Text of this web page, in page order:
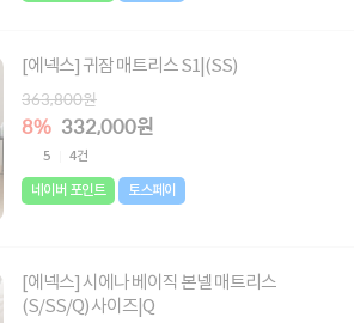
[에넥스] 귀잠 매트리스 S1|(SS)
363,800원
8% 332,000원
5 4건
네이버 포인트 토스페이
[에넥스] 시에나 베이직 본넬 매트리스
(S/SS/Q) 사이즈|Q